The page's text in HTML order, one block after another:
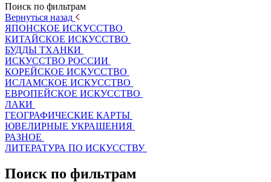
Поиск по фильтрам
Вернуться назад
ЯПОНСКОЕ ИСКУССТВО
КИТАЙСКОЕ ИСКУССТВО
БУДДЫ ТХАНКИ
ИСКУССТВО РОССИИ
КОРЕЙСКОЕ ИСКУССТВО
ИСЛАМСКОЕ ИСКУССТВО
ЕВРОПЕЙСКОЕ ИСКУССТВО
ЛАКИ
ГЕОГРАФИЧЕСКИЕ КАРТЫ
ЮВЕЛИРНЫЕ УКРАШЕНИЯ
РАЗНОЕ
ЛИТЕРАТУРА ПО ИСКУССТВУ
Поиск по фильтрам